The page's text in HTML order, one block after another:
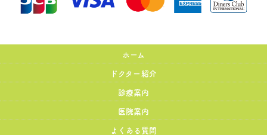
ホーム
ドクター紹介
診療案内
医院案内
よくある質問